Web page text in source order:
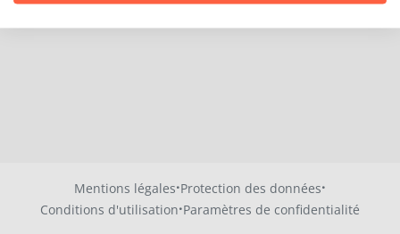
Mentions légales·Protection des données·
Conditions d'utilisation·Paramètres de confidentialité